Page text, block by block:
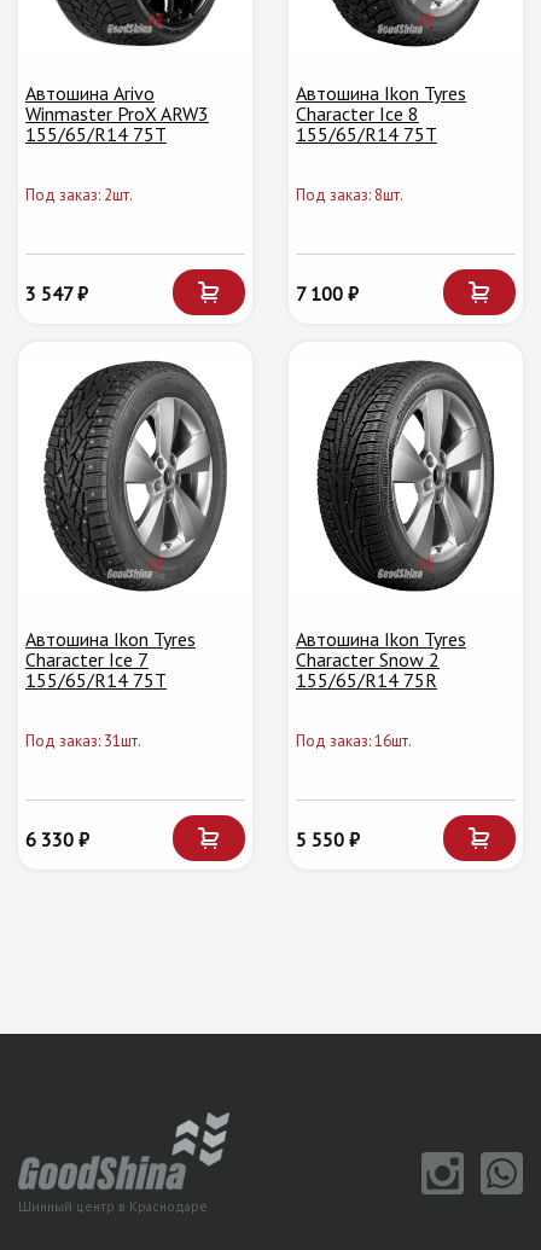
Автошина Arivo
Winmaster ProX ARW3
155/65/R14 75T
Под заказ: 2шт.
3 547 ₽
Автошина Ikon Tyres
Character Ice 8
155/65/R14 75T
Под заказ: 8шт.
7 100 ₽
Автошина Ikon Tyres
Character Ice 7
155/65/R14 75T
Под заказ: 31шт.
6 330 ₽
Автошина Ikon Tyres
Character Snow 2
155/65/R14 75R
Под заказ: 16шт.
5 550 ₽
Шинный центр в Краснодаре